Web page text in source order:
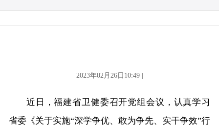
2023年02月26日10:49 |
近日，福建省卫健委召开党组会议，认真学习
省委《关于实施“深学争优、敢为争先、实干争效”行